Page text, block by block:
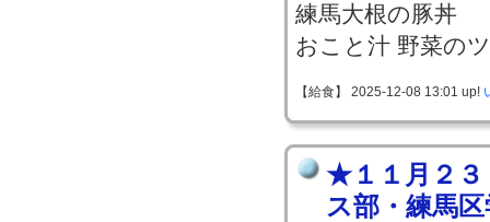
練馬大根の豚丼
おこと汁 野菜の
【給食】 2025-12-08 13:01 up!
★１１月２３
ス部・練馬